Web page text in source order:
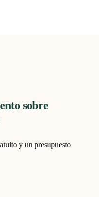
sobre
y un presupuesto